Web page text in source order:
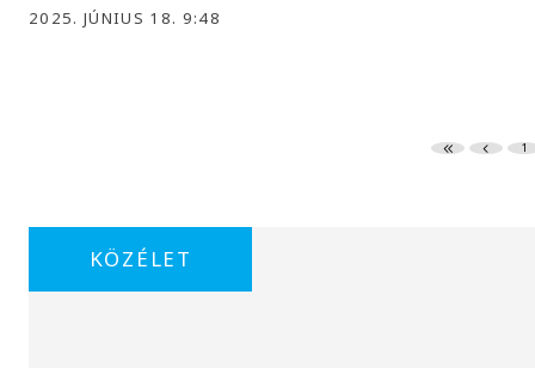
2025. JÚNIUS 18. 9:48
1
KÖZÉLET